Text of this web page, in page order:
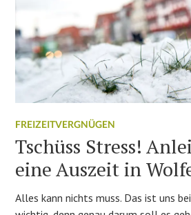
FREIZEITVERGNÜGEN
Tschüss Stress!
eine Auszeit in
Alles kann nichts muss. Das ist uns